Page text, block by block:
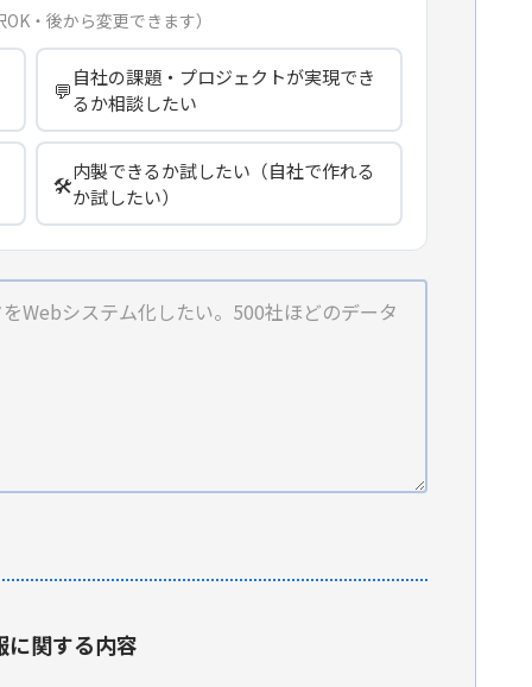
・後から変更できます）
💬自社の課題・プロジェクトが実現でき
るか相談したい
🛠️内製できるか試したい（自社で作れる
か試したい）
に関する内容